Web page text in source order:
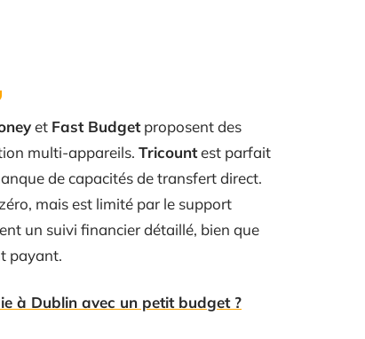
et Fast Budgetproposent des
multi-appareils. Tricountest parfait
de capacités de transfert direct.
mais est limité par le support
un suivi financier détaillé, bien que
payant.
à Dublin avec un petit budget ?